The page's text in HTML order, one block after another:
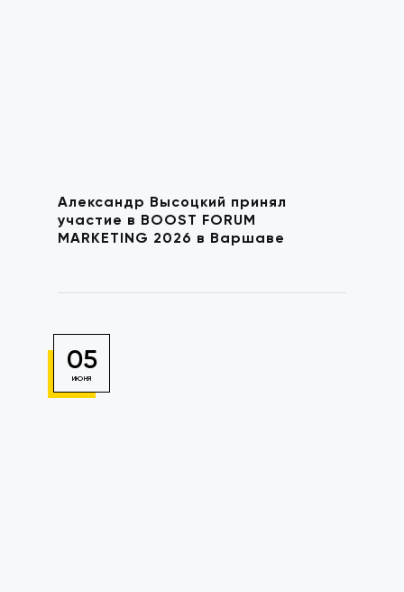
Александр Высоцкий принял
участие в BOOST FORUM
MARKETING 2026 в Варшаве
05
ИЮНЯ